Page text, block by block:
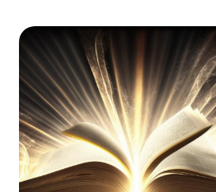
Père Alexis Angama